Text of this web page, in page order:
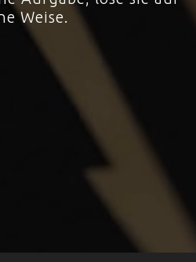
Weise.